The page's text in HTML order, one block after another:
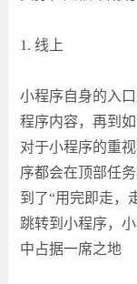
1. 线上
小程序自身的入
程序内容，再到
对于小程序的重
序都会在顶部任
到了“用完即走，
跳转到小程序，
中占据一席之地